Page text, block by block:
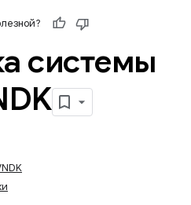
системы